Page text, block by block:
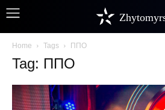
Home Tags ППО
Tag: ППО